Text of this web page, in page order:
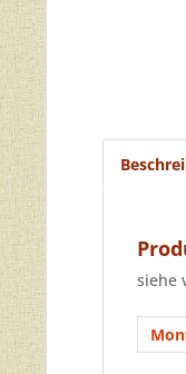
siehe